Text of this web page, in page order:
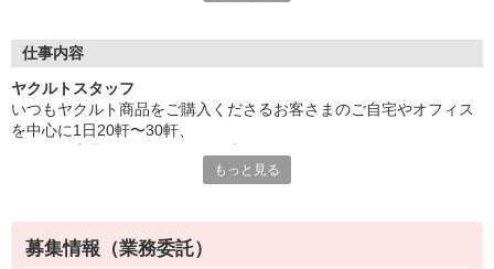
◆急なお休みにもスタッフ同士で快くフォロー
など、働くママの多いヤクルトならではの
仕事×育児のお悩みをスッキリ解決に導きます☆
仕事内容
ヤクルトスタッフ
いつもヤクルト商品をご購入くださるお客さまのご自宅やオフィス
を中心に1日20軒〜30軒、
商品を通じてお客さまとふれあう楽しさ、健康的な生活にお役立ち
す！
もっと見る
募集情報（業務委託）